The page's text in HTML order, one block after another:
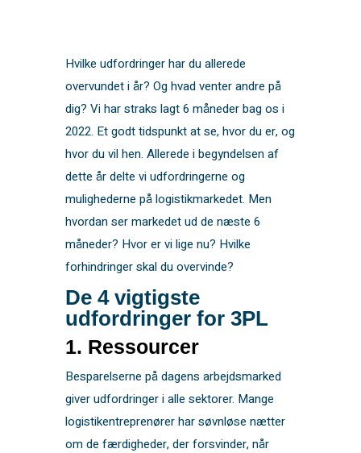
Hvilke udfordringer har du allerede
overvundet i år? Og hvad venter andre på
dig? Vi har straks lagt 6 måneder bag os i
2022. Et godt tidspunkt at se, hvor du er, og
hvor du vil hen. Allerede i begyndelsen af ​​
dette år delte vi udfordringerne og
mulighederne på logistikmarkedet. Men
hvordan ser markedet ud de næste 6
måneder? Hvor er vi lige nu? Hvilke
forhindringer skal du overvinde?
De 4 vigtigste
udfordringer for 3PL
1. Ressourcer
Besparelserne på dagens arbejdsmarked
giver udfordringer i alle sektorer. Mange
logistikentreprenører har søvnløse nætter
om de færdigheder, der forsvinder, når